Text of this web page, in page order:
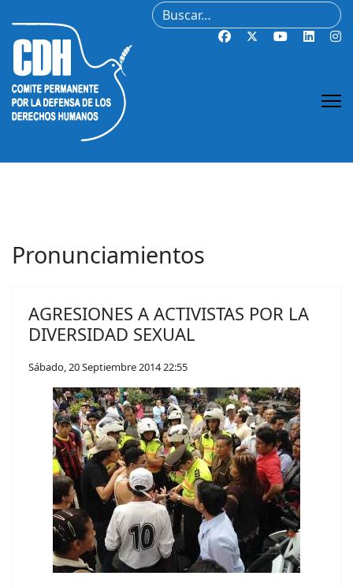
Buscar
Pronunciamientos
AGRESIONES A ACTIVISTAS POR LA
DIVERSIDAD SEXUAL
Sábado, 20 Septiembre 2014 22:55